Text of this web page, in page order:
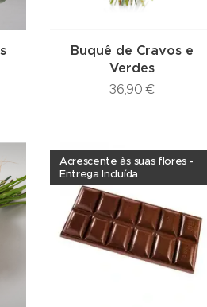
Buquê de Cravos e
Verdes
36,90 €
Acrescente às suas flores -
Entrega Incluída